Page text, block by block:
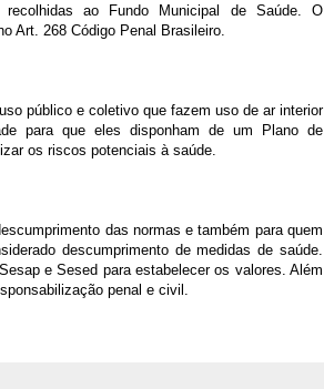
ao Fundo Municipal de Saúde. O
Art. 268 Código Penal Brasileiro.
público e coletivo que fazem uso de ar interior
para que eles disponham de um Plano de
os riscos potenciais à saúde.
das normas e também para quem
descumprimento de medidas de saúde.
e Sesed para estabelecer os valores. Além
penal e civil.